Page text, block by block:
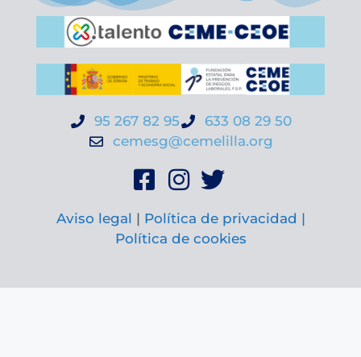
95 267 82 95
633 08 29 50
cemesg@cemelilla.org
Aviso legal | Política de privacidad |
Política de cookies